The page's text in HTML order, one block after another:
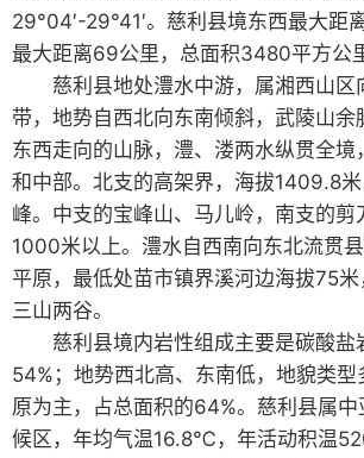
29°04′-29°41′。慈利县境东西最大距
最大距离69公里，总面积3480平方公
慈利县地处澧水中游，属湘西山区
带，地势自西北向东南倾斜，武陵山余
东西走向的山脉，澧、溇两水纵贯全境
和中部。北支的高架界，海拔1409.8
峰。中支的宝峰山、马儿岭，南支的剪
1000米以上。澧水自西南向东北流贯
平原，最低处苗市镇界溪河边海拔75
三山两谷。
慈利县境内岩性组成主要是碳酸盐
54%；地势西北高、东南低，地貌类型
原为主，占总面积的64%。慈利县属
候区，年均气温16.8℃，年活动积温